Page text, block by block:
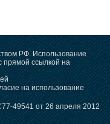
РФ. Использование
прямой ссылкой на
на использование
49541 от 26 апреля 2012